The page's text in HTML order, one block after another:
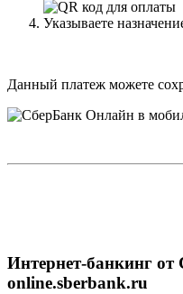
Указываете
Данный платеж можете
Интернет-банкинг от
online.sberbank.ru